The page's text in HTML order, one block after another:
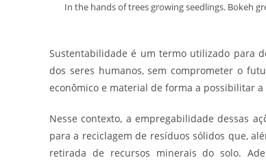
In the hands of trees growing seedlings. Bokeh
Sustentabilidade é um termo utilizado para
dos seres humanos, sem comprometer o
econômico e material de forma a possibilitar
Nesse contexto, a empregabilidade dessas
para a reciclagem de resíduos sólidos que,
retirada de recursos minerais do solo.